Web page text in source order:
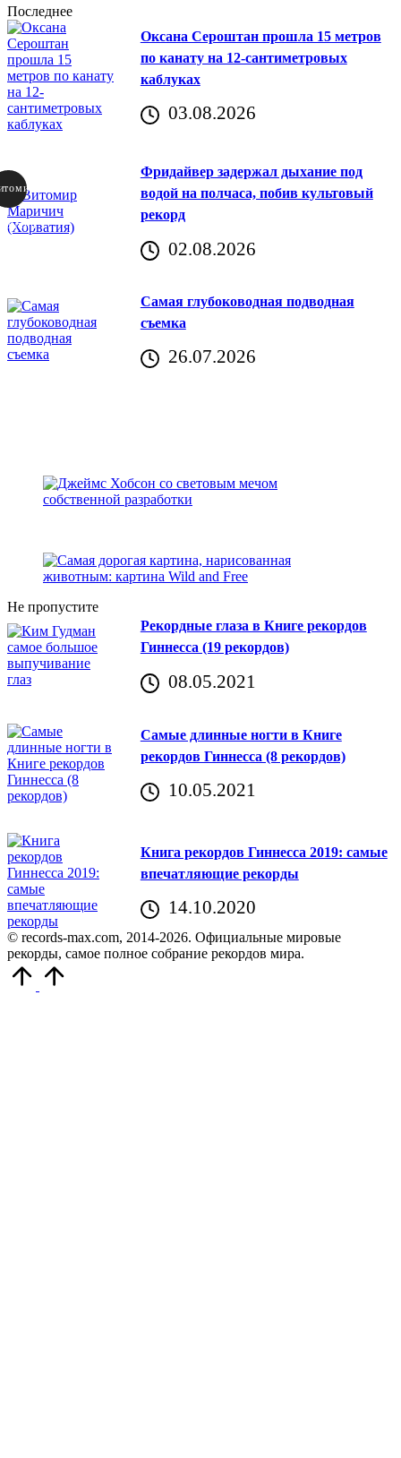
Последнее
Оксана Сероштан прошла 15 метров
по канату на 12-сантиметровых
каблуках
03.08.2026
Фридайвер задержал дыхание под
водой на полчаса, побив культовый
рекорд
02.08.2026
Самая глубоководная подводная
съемка
26.07.2026
Не пропустите
Рекордные глаза в Книге рекордов
Гиннесса (19 рекордов)
08.05.2021
Самые длинные ногти в Книге
рекордов Гиннесса (8 рекордов)
10.05.2021
Книга рекордов Гиннесса 2019: самые
впечатляющие рекорды
14.10.2020
© records-max.com, 2014-2026. Официальные мировые
рекорды, самое полное собрание рекордов мира.